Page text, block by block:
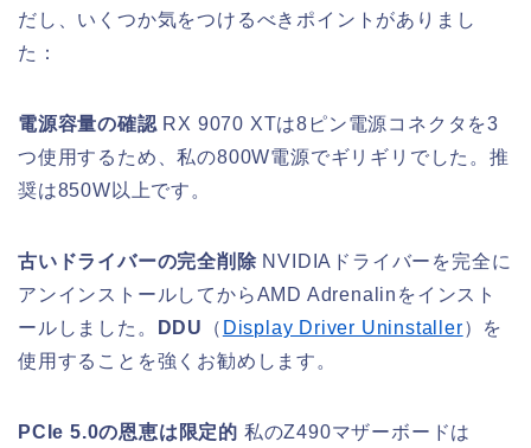
だし、いくつか気をつけるべきポイントがありまし
た：
電源容量の確認 RX 9070 XTは8ピン電源コネクタを3
つ使用するため、私の800W電源でギリギリでした。推
奨は850W以上です。
古いドライバーの完全削除 NVIDIAドライバーを完全に
アンインストールしてからAMD Adrenalinをインスト
ールしました。
DDU （ Display Driver Uninstaller）を
使用することを強くお勧めします。
PCIe 5.0の恩恵は限定的 私のZ490マザーボードは